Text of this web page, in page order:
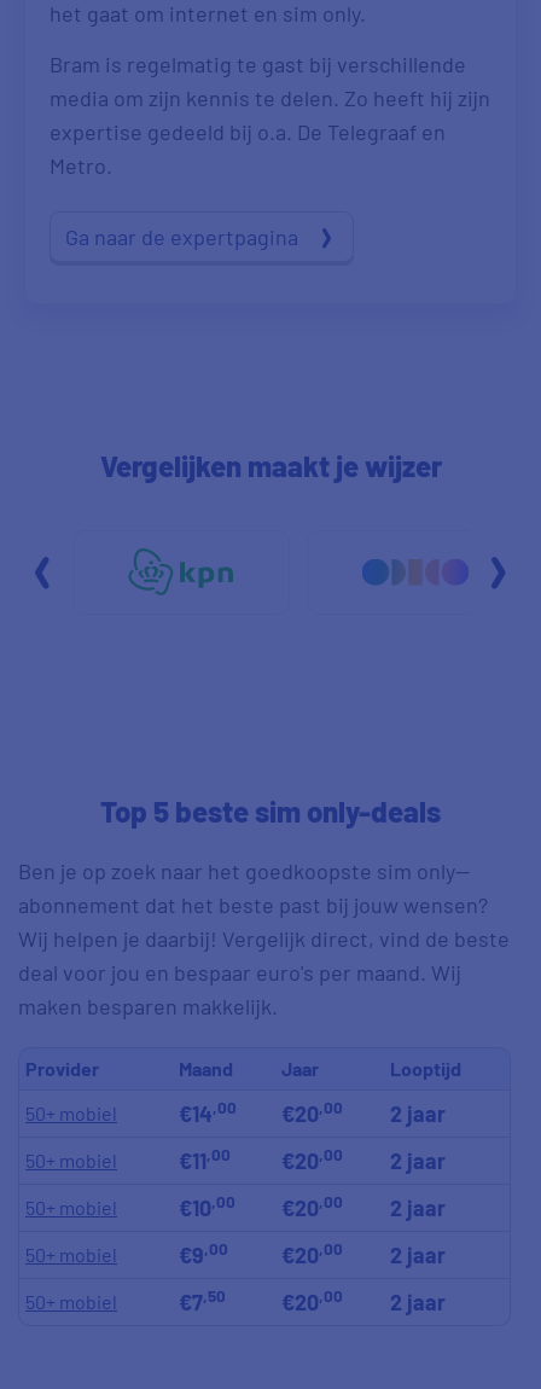
het gaat om internet en sim only.
Bram is regelmatig te gast bij verschillende
media om zijn kennis te delen. Zo heeft hij zijn
expertise gedeeld bij o.a. De Telegraaf en
Metro.
Ga naar de expertpagina
Vergelijken maakt je wijzer
Top 5 beste sim only-deals
Ben je op zoek naar het goedkoopste sim only--
abonnement dat het beste past bij jouw wensen?
Wij helpen je daarbij! Vergelijk direct, vind de beste
deal voor jou en bespaar euro's per maand. Wij
maken besparen makkelijk.
Provider Maand Jaar
Looptijd
50+ mobiel
€14,00 €20,00 2 jaar
50+ mobiel €11,00 €20,00 2 jaar
50+ mobiel €10,00 €20,00 2 jaar
50+ mobiel €9,00 €20,00 2 jaar
50+ mobiel €7,50 €20,00 2 jaar